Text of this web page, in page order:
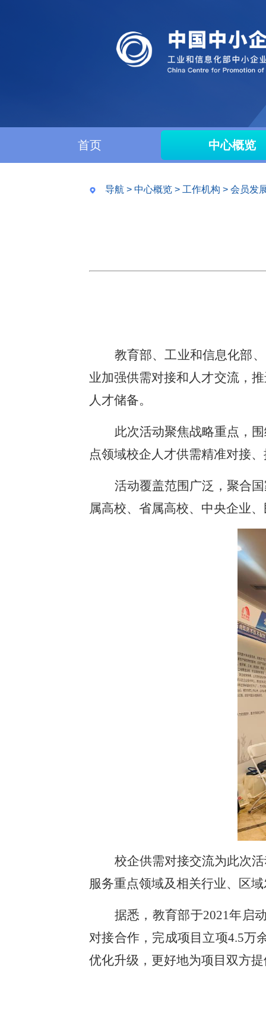
首页 中心概览
导航 > 中心概览 > 工作机构 > 会员发
教育部、工业和信息化部
业加强供需对接和人才交流，
人才储备。
此次活动聚焦战略重点，
点领域校企人才供需精准对接
活动覆盖范围广泛，聚合
属高校、省属高校、中央企业
校企供需对接交流为此次
服务重点领域及相关行业、区
据悉，教育部于2021年启
对接合作，完成项目立项4.5万
优化升级，更好地为项目双方